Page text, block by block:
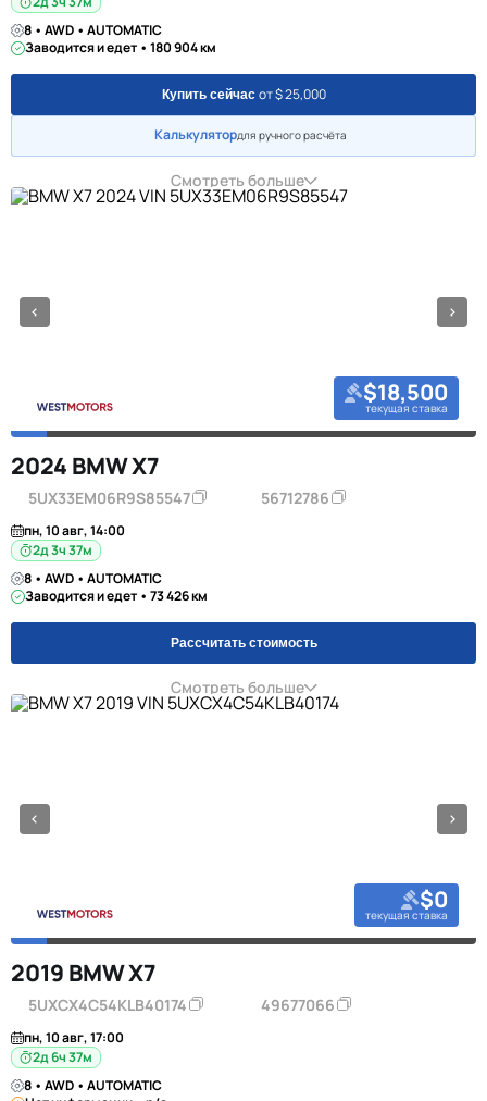
8 • AWD • AUTOMATIC
Заводится и едет • 180 904 км
Купить сейчас от $ 25,000
Калькулятордля ручного расчёта
Смотреть больше
$18,500
текущая ставка
2024 BMW X7
5UX33EM06R9S85547 56712786
пн, 10 авг, 14:00
2д 3ч 37м
8 • AWD • AUTOMATIC
Заводится и едет • 73 426 км
Рассчитать стоимость
Смотреть больше
$0
текущая ставка
2019 BMW X7
5UXCX4C54KLB40174 49677066
пн, 10 авг, 17:00
2д 6ч 37м
8 • AWD • AUTOMATIC